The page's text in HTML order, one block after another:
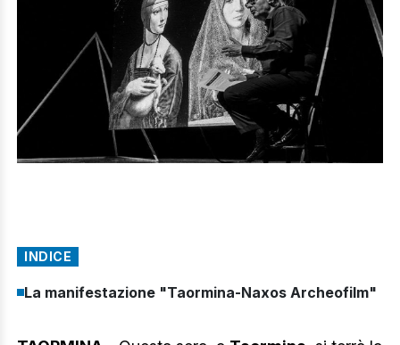
INDICE
La manifestazione "Taormina-Naxos Archeofilm"